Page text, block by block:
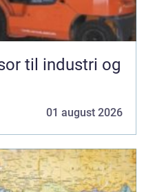
til industri og
01 august 2026